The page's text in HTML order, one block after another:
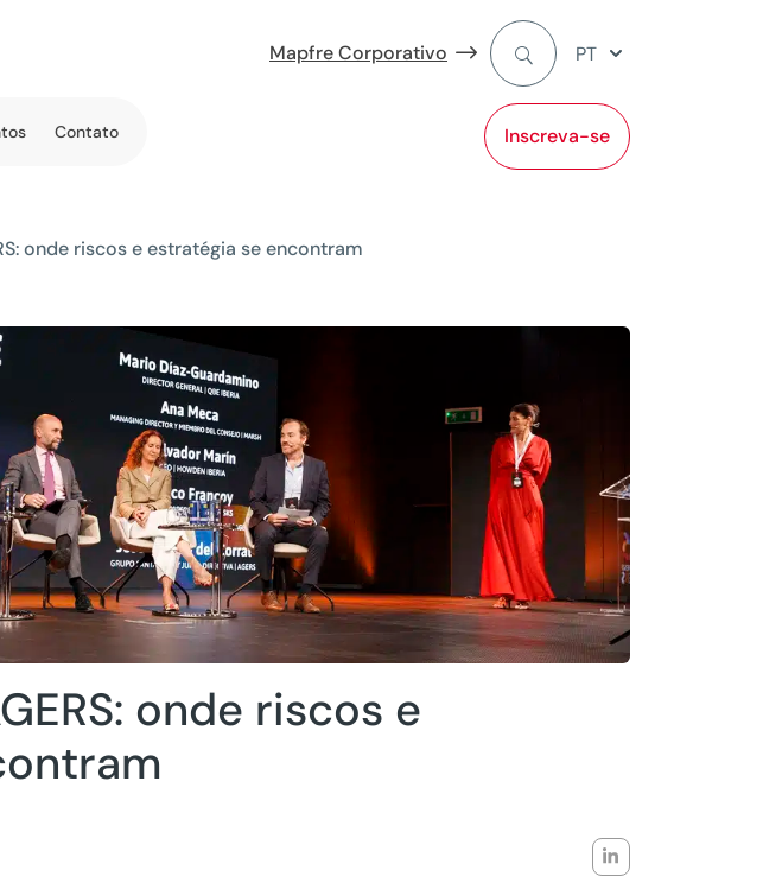
Mapfre Corporativo
Inscreva-se
PT
Contato
onde riscos e estratégia se encontram
onde riscos e